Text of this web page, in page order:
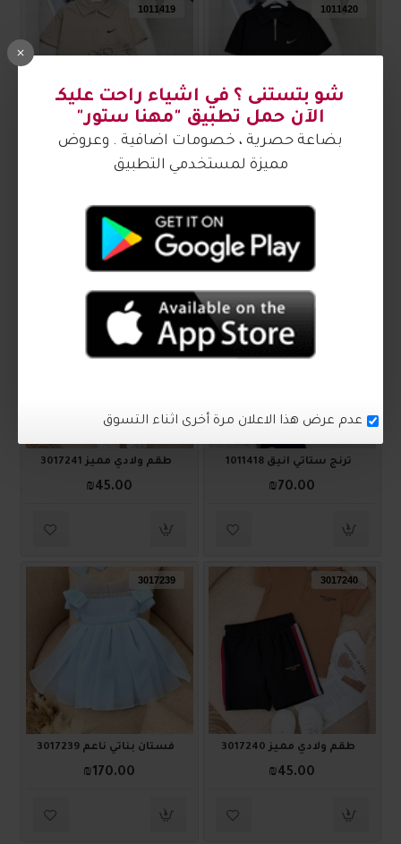
1011420
₪70.00
1011419
₪70.00
ترنج ستاتي أنيق 1011418
₪70.00
3017241
طقم ولادي مميز 3017241
₪45.00
3017240
طقم ولادي مميز 3017240
₪45.00
3017239
فستان بناتي ناعم 3017239
₪170.00